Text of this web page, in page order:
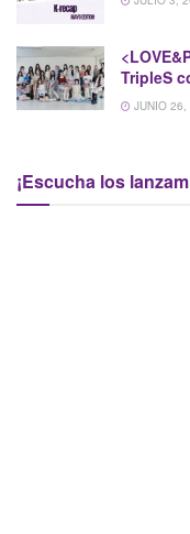
TripleS
JUNIO 26,
¡Escucha los